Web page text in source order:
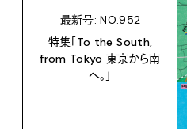
最新号: NO.952
特集「To the South,
from Tokyo 東京から南
へ。」